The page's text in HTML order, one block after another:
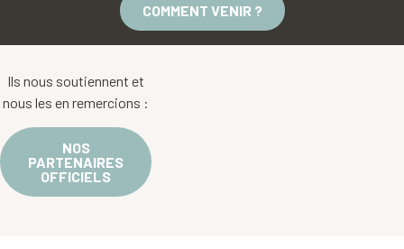
COMMENT VENIR ?
Ils nous soutiennent et
nous les en remercions :
NOS
PARTENAIRES
OFFICIELS